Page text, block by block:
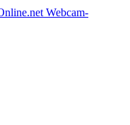
Webcam-